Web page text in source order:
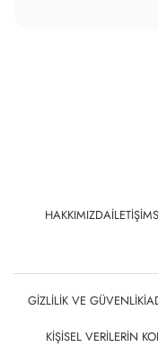
HAKKIMIZDAİLETIŞIM
GIZLILIK VE GÜVENLIK
KIŞISEL VERILERIN